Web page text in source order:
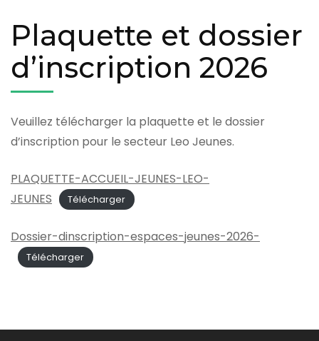
Plaquette et dossier
d’inscription 2026
Veuillez télécharger la plaquette et le dossier
d’inscription pour le secteur Leo Jeunes.
PLAQUETTE-ACCUEIL-JEUNES-LEO-
JEUNES
Télécharger
Dossier-dinscription-espaces-jeunes-2026-
Télécharger